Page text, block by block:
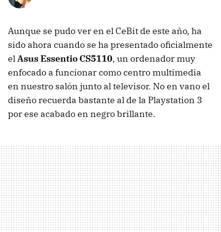
Aunque se pudo ver en el CeBit de este año, ha
sido ahora cuando se ha presentado oficialmente
elAsus Essentio CS5110, un ordenador muy
enfocado a funcionar como centro multimedia
en nuestro salón junto al televisor. No en vano el
diseño recuerda bastante al de la Playstation 3
por ese acabado en negro brillante.